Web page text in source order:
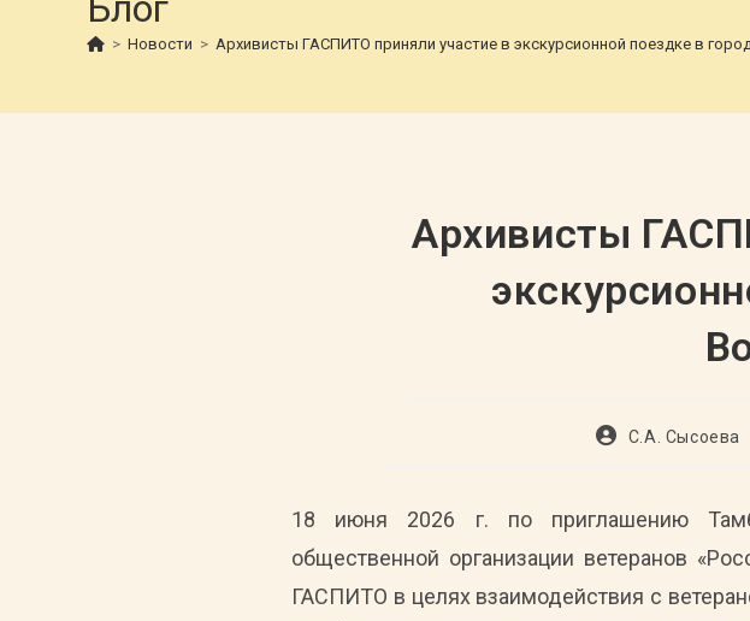
> Новости > Архивисты ГАСПИТО приняли участие в экскурсионной поездке в город
Архивисты
АвторС.А. Сысоева
18 июня 2026 г. по приглашению
общественной организации ветеранов
ГАСПИТО в целях взаимодействия с